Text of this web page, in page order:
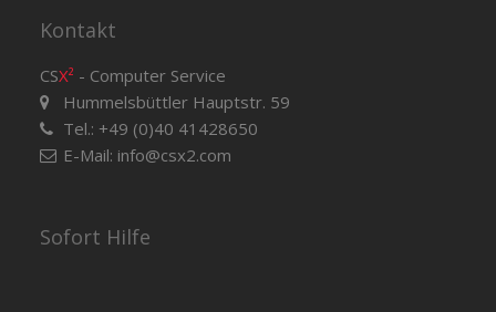
Kontakt
CSX² - Computer Service
Hummelsbüttler Hauptstr. 59
Tel.: +49 (0)40 41428650
E-Mail: info@csx2.com
Sofort Hilfe